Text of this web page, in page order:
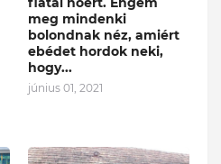
meg mindenki
bolondnak néz, amiért
ebédet hordok neki,
hogy...
június 01, 2021